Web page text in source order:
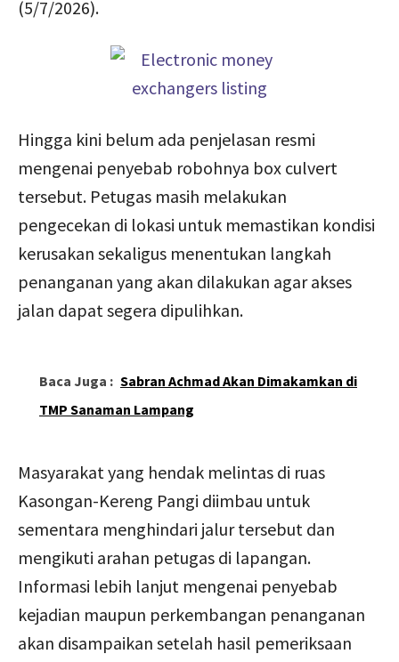
(5/7/2026).
Hingga kini belum ada penjelasan resmi
mengenai penyebab robohnya box culvert
tersebut. Petugas masih melakukan
pengecekan di lokasi untuk memastikan kondisi
kerusakan sekaligus menentukan langkah
penanganan yang akan dilakukan agar akses
jalan dapat segera dipulihkan.
Baca Juga : Sabran Achmad Akan Dimakamkan di
TMP Sanaman Lampang
Masyarakat yang hendak melintas di ruas
Kasongan-Kereng Pangi diimbau untuk
sementara menghindari jalur tersebut dan
mengikuti arahan petugas di lapangan.
Informasi lebih lanjut mengenai penyebab
kejadian maupun perkembangan penanganan
akan disampaikan setelah hasil pemeriksaan